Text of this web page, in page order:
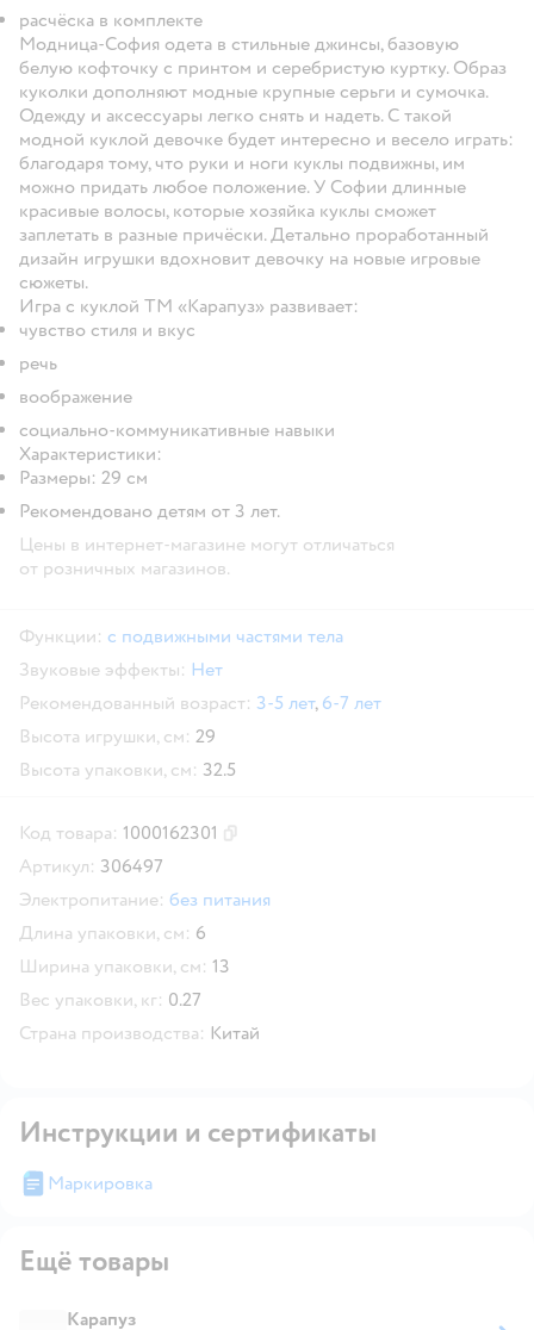
расчёска в комплекте
Модница-София одета в стильные джинсы, базовую
белую кофточку с принтом и серебристую куртку. Образ
куколки дополняют модные крупные серьги и сумочка.
Одежду и аксессуары легко снять и надеть. С такой
модной куклой девочке будет интересно и весело играть:
благодаря тому, что руки и ноги куклы подвижны, им
можно придать любое положение. У Софии длинные
красивые волосы, которые хозяйка куклы сможет
заплетать в разные причёски. Детально проработанный
дизайн игрушки вдохновит девочку на новые игровые
сюжеты.
Игра с куклой ТМ «Карапуз» развивает:
чувство стиля и вкус
речь
воображение
социально-коммуникативные навыки
Характеристики:
Размеры: 29 cм
Рекомендовано детям от 3 лет.
Цены в интернет-магазине могут отличаться
от розничных магазинов.
Функции: с подвижными частями тела
Звуковые эффекты: Нет
Рекомендованный возраст: 3-5 лет, 6-7 лет
Высота игрушки, см: 29
Высота упаковки, см: 32.5
Код товара: 1000162301
Артикул: 306497
Электропитание: без питания
Длина упаковки, см: 6
Ширина упаковки, см: 13
Вес упаковки, кг: 0.27
Страна производства: Китай
Инструкции и сертификаты
Маркировка
Ещё товары
Карапуз